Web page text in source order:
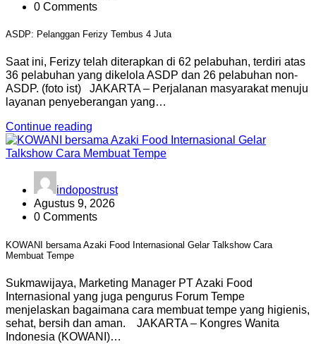
0 Comments
ASDP: Pelanggan Ferizy Tembus 4 Juta
Saat ini, Ferizy telah diterapkan di 62 pelabuhan, terdiri atas
36 pelabuhan yang dikelola ASDP dan 26 pelabuhan non-
ASDP. (foto ist) JAKARTA – Perjalanan masyarakat menuju
layanan penyeberangan yang…
Continue reading
indopostrust
Agustus 9, 2026
0 Comments
KOWANI bersama Azaki Food Internasional Gelar Talkshow Cara
Membuat Tempe
Sukmawijaya, Marketing Manager PT Azaki Food
Internasional yang juga pengurus Forum Tempe
menjelaskan bagaimana cara membuat tempe yang higienis,
sehat, bersih dan aman. JAKARTA – Kongres Wanita
Indonesia (KOWANI)…